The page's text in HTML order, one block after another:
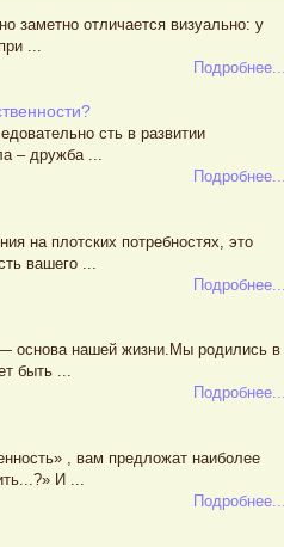
заметно отличается визуально: у
...
сть в развитии
– дружба ...
на плотских потребностях, это
вашего ...
основа нашей жизни.Мы родились в
быть ...
, вам предложат наиболее
И ...